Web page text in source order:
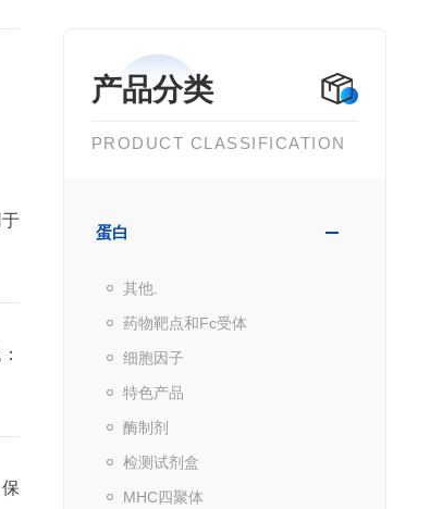
产品分类
PRODUCT CLASSIFICATION
蛋白
其他.
药物靶点和Fc受体
细胞因子
特色产品
酶制剂
检测试剂盒
MHC四聚体